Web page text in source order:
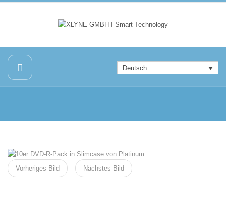
Deutsch
Vorheriges Bild Nächstes Bild